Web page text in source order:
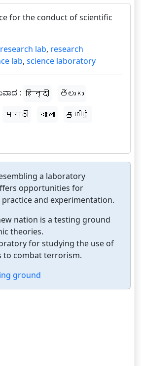
for the conduct of scientific
research lab, research
lab, science laboratory
: हिन्दी
తెలుగు
मराठी বাংলা
தமிழ்
a laboratory
opportunities for
and experimentation.
nation is a testing ground
theories.
for studying the use of
to combat terrorism.
ground